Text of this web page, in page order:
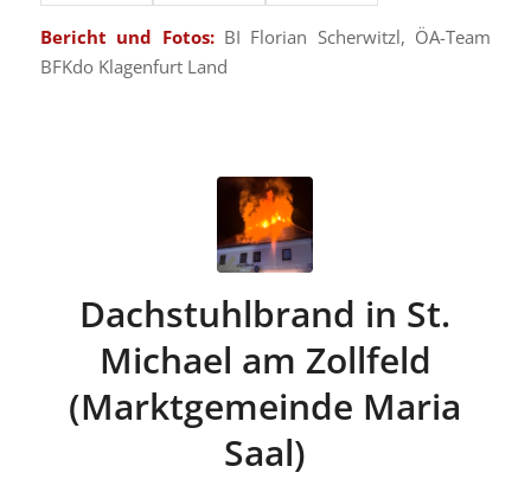
Bericht und Fotos:BI Florian Scherwitzl, ÖA-Team
BFKdo Klagenfurt Land
Dachstuhlbrand in St.
Michael am Zollfeld
(Marktgemeinde Maria
Saal)